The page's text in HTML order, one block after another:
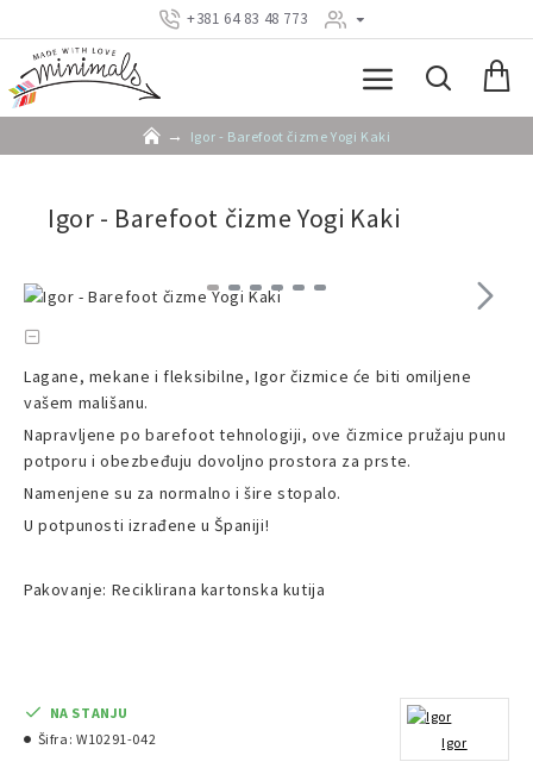
+381 64 83 48 773
Igor - Barefoot čizme Yogi Kaki
Igor - Barefoot čizme Yogi Kaki
Lagane, mekane i fleksibilne, Igor čizmice će biti omiljene
vašem mališanu.
Napravljene po barefoot tehnologiji, ove čizmice pružaju punu
potporu i obezbeđuju dovoljno prostora za prste.
Namenjene su za normalno i šire stopalo.
U potpunosti izrađene u Španiji!
Pakovanje: Reciklirana kartonska kutija
NA STANJU
Šifra: W10291-042 Igor